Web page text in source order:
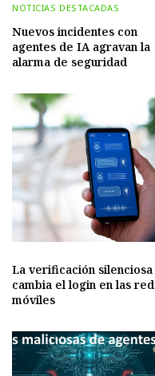
NOTICIAS DESTACADAS
Nuevos incidentes con
agentes de IA agravan la
alarma de seguridad
La verificación silenciosa
cambia el login en las
móviles